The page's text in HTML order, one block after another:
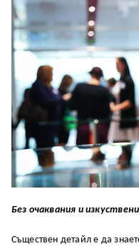
Без очаквания и
Съществен детайл е да